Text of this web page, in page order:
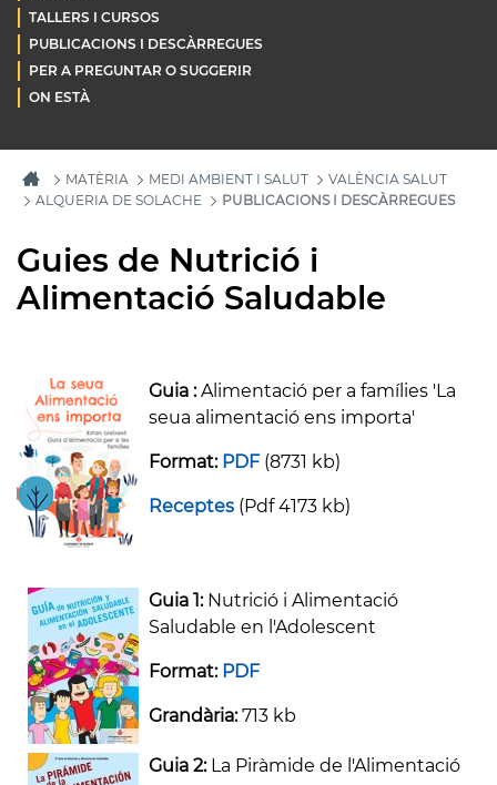
TALLERS I CURSOS
PUBLICACIONS I DESCÀRREGUES
PER A PREGUNTAR O SUGGERIR
ON ESTÀ
MATÈRIA MEDI AMBIENT I SALUT
VALÈNCIA SALUT
ALQUERIA DE SOLACHE
PUBLICACIONS I DESCÀRREGUES
Guies de Nutrició i
Alimentació Saludable
Guia :Alimentació per a famílies 'La
seua alimentació ens importa'
Format: PDF(8731 kb)
Receptes (Pdf 4173 kb)
Guia 1:Nutrició i Alimentació
Saludable en l'Adolescent
Format: PDF
Grandària:713 kb
Guia 2: La Piràmide de l'Alimentació